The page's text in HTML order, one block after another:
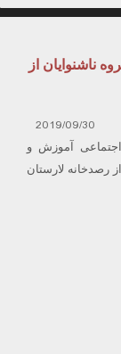
ناشنوایان از
2019/09/30
اجتماعی آموزش و
رصدخانه لارستان